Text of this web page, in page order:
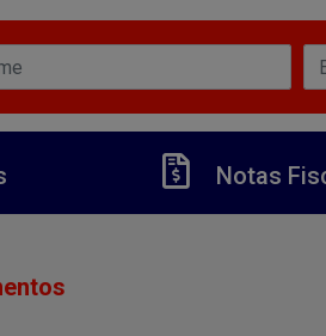
Notas